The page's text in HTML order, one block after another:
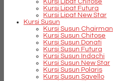
Kursi Lipat Chitose
Kursi Lipat Futura
Kursi Lipat New Star
Kursi Susun
Kursi Susun Chairman
Kursi Susun Chitose
Kursi Susun Donati
Kursi Susun Futura
Kursi Susun Indachi
Kursi Susun New Star
Kursi Susun Polaris
Kursi Susun Savello